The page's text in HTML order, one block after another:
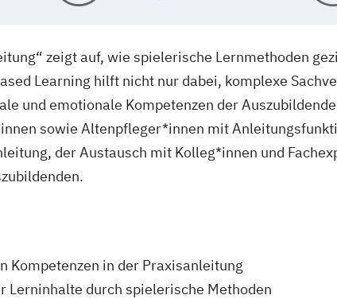
zeigt auf, wie spielerische Lernmethoden
Learning hilft nicht nur dabei, komplexe
und emotionale Kompetenzen der
sowie Altenpfleger*innen mit
der Austausch mit Kolleg*innen und
Kompetenzen in der Praxisanleitung
Lerninhalte durch spielerische Methoden